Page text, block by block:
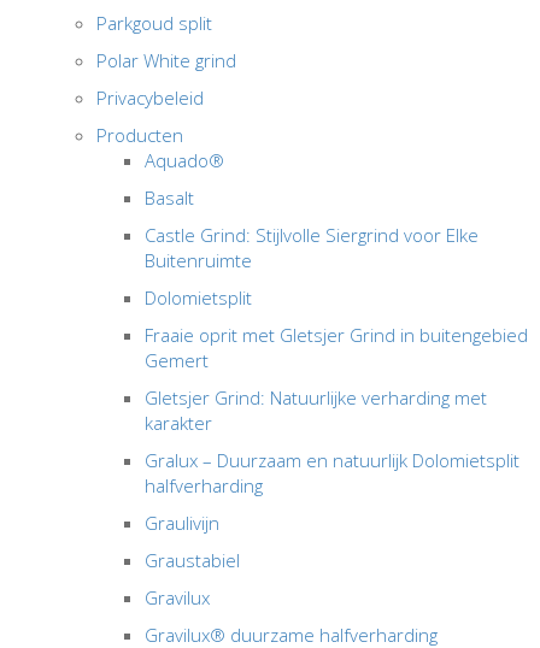
Parkgoud split
Polar White grind
Privacybeleid
Producten
Aquado®
Basalt
Castle Grind: Stijlvolle Siergrind voor Elke
Buitenruimte
Dolomietsplit
Fraaie oprit met Gletsjer Grind in buitengebied
Gemert
Gletsjer Grind: Natuurlijke verharding met
karakter
Gralux – Duurzaam en natuurlijk Dolomietsplit
halfverharding
Graulivijn
Graustabiel
Gravilux
Gravilux® duurzame halfverharding